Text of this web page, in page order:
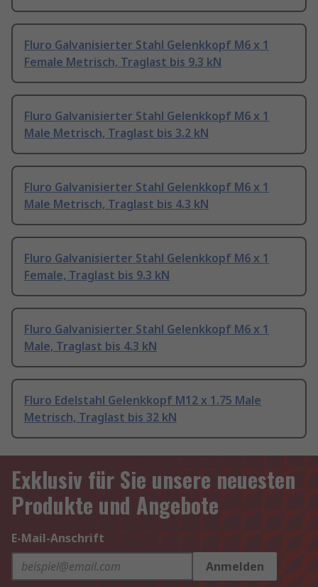
Fluro Galvanisierter Stahl Gelenkkopf M6 x 1
Female Metrisch, Traglast bis 9.3 kN
Fluro Galvanisierter Stahl Gelenkkopf M6 x 1
Male Metrisch, Traglast bis 3.2 kN
Fluro Galvanisierter Stahl Gelenkkopf M6 x 1
Male Metrisch, Traglast bis 4.3 kN
Fluro Galvanisierter Stahl Gelenkkopf M6 x 1
Female, Traglast bis 9.3 kN
Fluro Galvanisierter Stahl Gelenkkopf M6 x 1
Male, Traglast bis 4.3 kN
Fluro Edelstahl Gelenkkopf M12 x 1.75 Male
Metrisch, Traglast bis 32 kN
Exklusiv für Sie unsere neuesten
Produkte und Angebote
E-Mail-Anschrift
Anmelden